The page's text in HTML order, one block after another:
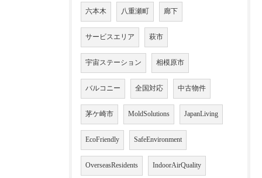
六本木 八重瀬町 廊下
サービスエリア 萩市
宇宙ステーション 相模原市
バルコニー 全国対応 中古物件
茅ケ崎市 MoldSolutions JapanLiving
EcoFriendly SafeEnvironment
OverseasResidents IndoorAirQuality